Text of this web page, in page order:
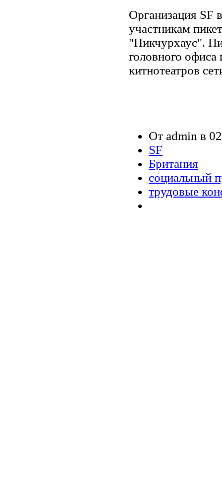
Организация
участникам
"Пикчурхаус".
головного
китнотеатров
От admin в
SF
Британия
социальный
трудовые